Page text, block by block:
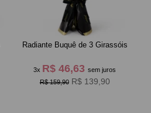
Radiante Buquê de 3 Girassóis
3x R$ 46,63sem juros
R$ 159,90 R$ 139,90